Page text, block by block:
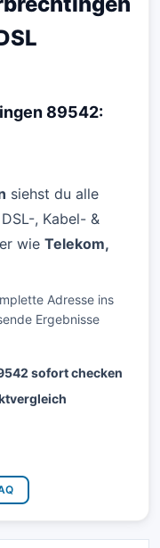
89542:
siehst du alle
, Kabel- &
wie Telekom,
Adresse ins
Ergebnisse
sofort checken